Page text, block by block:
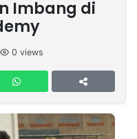
Imbang di
0 views